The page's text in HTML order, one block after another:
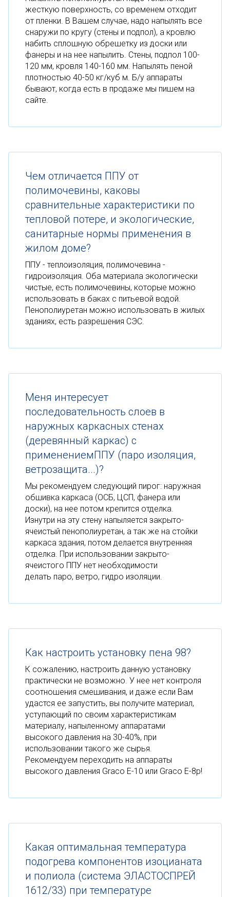
жесткую поверхность, со временем отходит
от пленки. В Вашем случае, надо напылять все
снаружи по кругу (стены и подпол), а кровлю
набить сплошную обрешетку из доски или
фанеры и на нее напылить. Стены, подпол 100-
120 мм, кровля 140-160 мм. Напылять пеной
плотностью 40-50 кг/куб м. Б/у аппараты
бывают, когда есть в продаже мы пишем на
сайте.
Чем отличается ППУ от
полимочевины, каковы
сравнительные характеристики по
тепловой потере, и экологические,
санитарные нормы применения в
жилом доме?
ППУ - теплоизоляция, полимочевина -
гидроизоляция. Оба материала экологически
чистые, есть полимочевины, которые можно
использовать в баках с питьевой водой.
Пенополиуретан можно использовать в жилых
зданиях, есть разрешения СЭС.
Меня интересует
последовательность слоев в
наружных каркасных стенах
(деревянный каркас) с
применениемППУ (паро изоляция,
ветрозащита...)?
Мы рекомендуем следующий пирог: наружная
обшивка каркаса (ОСБ, ЦСП, фанера или
доски), на нее потом крепится отделка.
Изнутри на эту стену напыляется закрыто-
ячеистый пенополиуретан, а так же на стойки
каркаса здания, потом делается внутренняя
отделка. При использовании закрыто-
ячеистого ППУ нет необходимости
делать паро, ветро, гидро изоляции.
Как настроить установку пена 98?
К сожалению, настроить данную установку
практически не возможно. У нее нет контроля
соотношения смешивания, и даже если Вам
удастся ее запустить, вы получите материал,
уступающий по своим характеристикам
материалу, напыленному аппаратами
высокого давления на 30-40%, при
использовании такого же сырья.
Рекомендуем переходить на аппараты
высокого давления Graco E-10 или Graco E-8p!
Какая оптимальная температура
подогрева компонентов изоцианата
и полиола (система ЭЛАСТОСПРЕЙ
1612/33) при температуре